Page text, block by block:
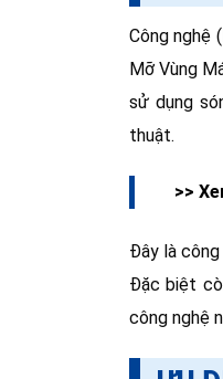
Công nghệ
Mỡ Vùng
sử dụng
thuật.
>>
Đây là
Đặc biệt
công nghệ